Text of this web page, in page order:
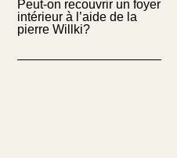
Peut-on recouvrir un foyer
intérieur à l’aide de la
pierre Willki?